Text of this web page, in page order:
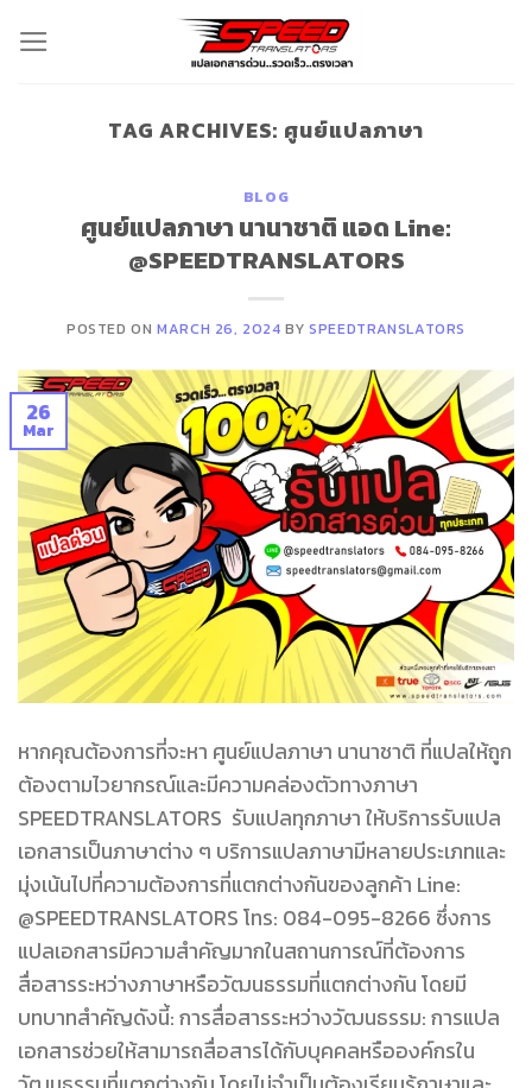
TAG ARCHIVES: ศูนย์แปลภาษา
BLOG
ศูนย์แปลภาษา นานาชาติ แอด Line:
@SPEEDTRANSLATORS
POSTED ONMARCH 26, 2024 BYSPEEDTRANSLATORS
26
Mar
หากคุณต้องการที่จะหา ศูนย์แปลภาษา นานาชาติ ที่แปลให้ถูก
ต้องตามไวยากรณ์และมีความคล่องตัวทางภาษา
SPEEDTRANSLATORS รับแปลทุกภาษา ให้บริการรับแปล
เอกสารเป็นภาษาต่าง ๆ บริการแปลภาษามีหลายประเภทและ
มุ่งเน้นไปที่ความต้องการที่แตกต่างกันของลูกค้า Line:
@SPEEDTRANSLATORS โทร: 084-095-8266 ซึ่งการ
แปลเอกสารมีความสำคัญมากในสถานการณ์ที่ต้องการ
สื่อสารระหว่างภาษาหรือวัฒนธรรมที่แตกต่างกัน โดยมี
บทบาทสำคัญดังนี้: การสื่อสารระหว่างวัฒนธรรม: การแปล
เอกสารช่วยให้สามารถสื่อสารได้กับบุคคลหรือองค์กรใน